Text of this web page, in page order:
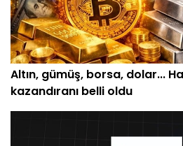
Altın, gümüş, borsa, dolar...
kazandıranı belli oldu